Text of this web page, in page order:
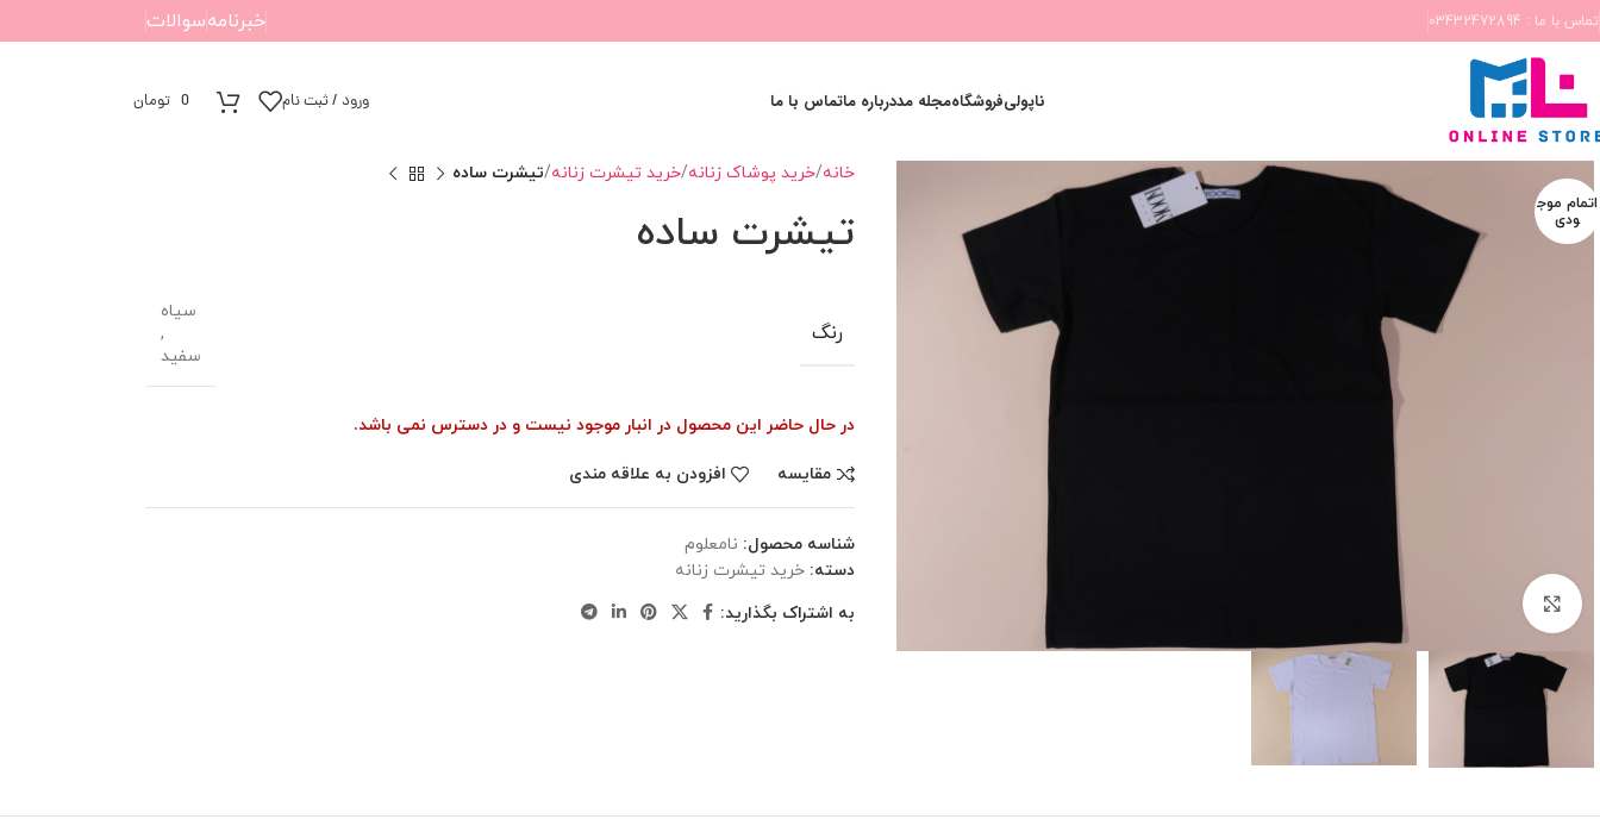
تماس با ما : 03432472894 خبرنامهسوالات
ناپولیفروشگاهمجله مددرباره ماتماس با ما ورود / ثبت نام 0 تومان
اتمام موج
ودی
خانه خرید پوشاک زنانه خرید تیشرت زنانه تیشرت ساده
تیشرت ساده
رنگ
سیاه
,
سفید
در حال حاضر این محصول در انبار موجود نیست و در دسترس نمی باشد.
مقایسه افزودن به علاقه مندی
شناسه محصول: نامعلوم
دسته: خرید تیشرت زنانه
به اشتراک بگذارید: